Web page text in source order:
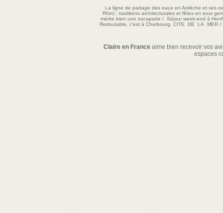
La ligne de partage des eaux en Ardèche et ses
Rhin) : traditions architecturales et fêtes en tous
mérite bien une escapade/Séjour week-end à
Redoutable, c'est à Cherbourg, CITE DE LA MER/
Claire en Franceaime bien recevoir vos
espaces